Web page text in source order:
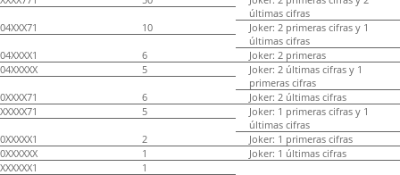
últimas cifras
04XXX71
10
Joker: 2 primeras cifras y 1
últimas cifras
04XXXX1
6
Joker: 2 primeras
04XXXXX
5
Joker: 2 últimas cifras y 1
primeras cifras
0XXXX71
6
Joker: 2 últimas cifras
XXXXX71
5
Joker: 1 primeras cifras y 1
últimas cifras
0XXXXX1
2
Joker: 1 primeras cifras
0XXXXXX
1
Joker: 1 últimas cifras
XXXXXX1
1